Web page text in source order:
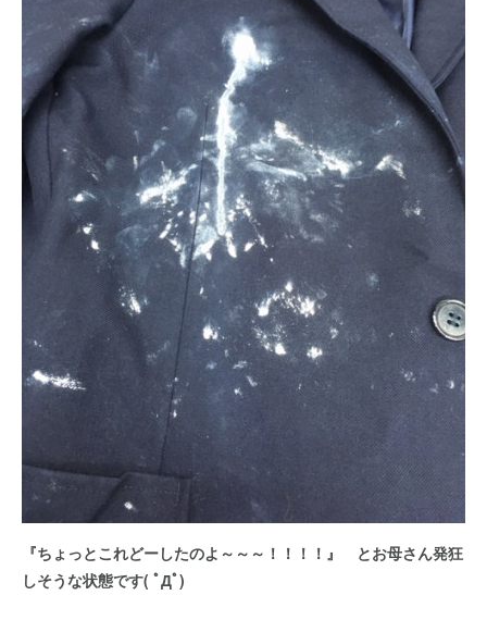
『ちょっとこれどーしたのよ～～～！！！！』 とお母さん発狂
しそうな状態です( ﾟДﾟ)